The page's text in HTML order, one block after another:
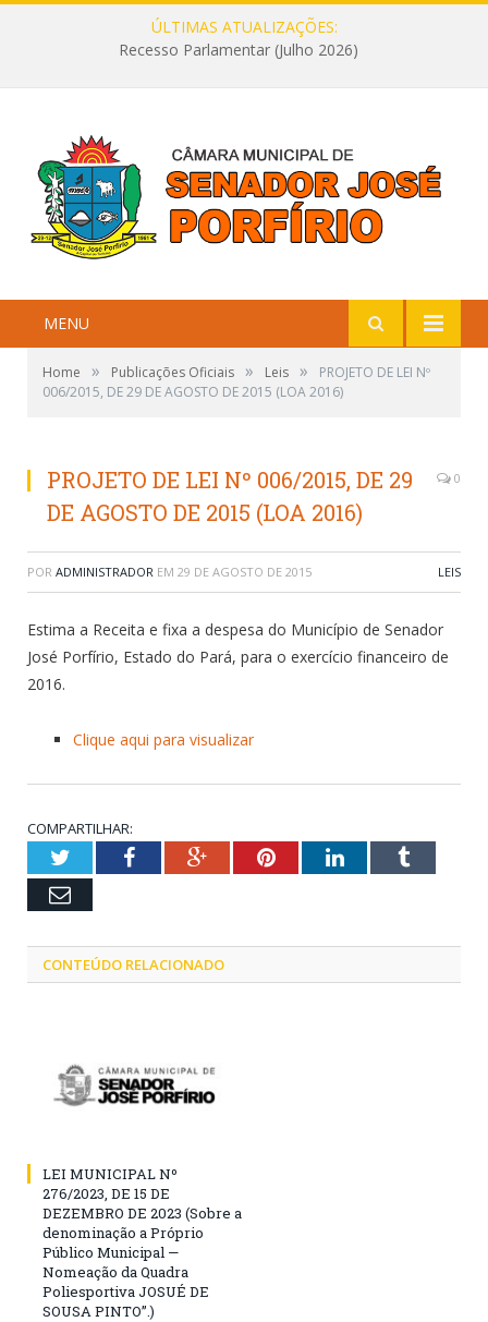
ÚLTIMAS ATUALIZAÇÕES:
Recesso Parlamentar (Julho 2026)
MENU
Home » Publicações Oficiais » Leis »
PROJETO DE LEI Nº
006/2015, DE 29 DE AGOSTO DE 2015 (LOA 2016)
PROJETO DE LEI Nº 006/2015, DE 29
DE AGOSTO DE 2015 (LOA 2016)
0
POR ADMINISTRADOR EM 29 DE AGOSTO DE 2015 LEIS
Estima a Receita e fixa a despesa do Município de Senador
José Porfírio, Estado do Pará, para o exercício financeiro de
2016.
Clique aqui para visualizar
COMPARTILHAR:
TwitterFacebookGoogle+PinterestLinkedInTumblr
Email
CONTEÚDO RELACIONADO
LEI MUNICIPAL Nº
276/2023, DE 15 DE
DEZEMBRO DE 2023 (Sobre a
denominação a Próprio
Público Municipal —
Nomeação da Quadra
Poliesportiva JOSUÉ DE
SOUSA PINTO”.)